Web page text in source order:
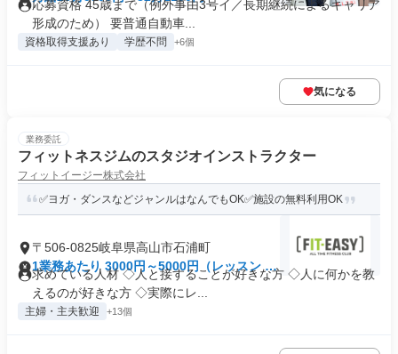
応募資格 45歳まで（例外事由3号イ／長期継続によるキャリア
形成のため） 要普通自動車...
資格取得支援あり 学歴不問 +6個
気になる
業務委託
フィットネスジムのスタジオインストラクター
フィットイージー株式会社
✅ヨガ・ダンスなどジャンルはなんでもOK✅施設の無料利用OK
〒506-0825岐阜県高山市石浦町
1業務あたり 3000円～5000円（レッスン 60
分）
求めている人材 ◇人と接することが好きな方 ◇人に何かを教
えるのが好きな方 ◇実際にレ...
主婦・主夫歓迎 +13個